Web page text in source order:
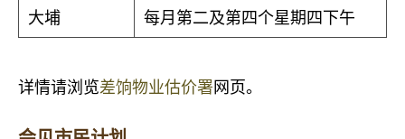
大埔 每月第二及第四个星期四下午
详情请浏览差饷物业估价署 网页。